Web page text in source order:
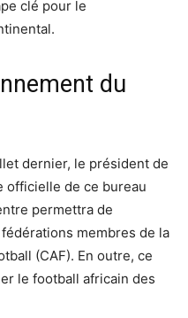
clé pour le
du
dernier, le président de
officielle de ce bureau
permettra de
membres de la
(CAF). En outre, ce
le football africain des